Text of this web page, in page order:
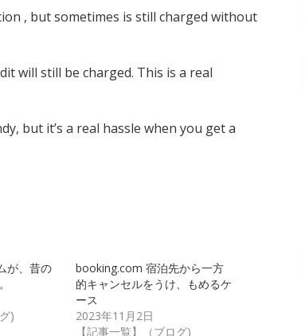
, but sometimes is still charged without
will still be charged. This is a real
but it’s a real hassle when you get a
が、昔の
)
booking.com 宿泊先から一方
的キャンセルをうけ、もめるケ
ース
2023年11月2日
【記事一覧】（ブログ)